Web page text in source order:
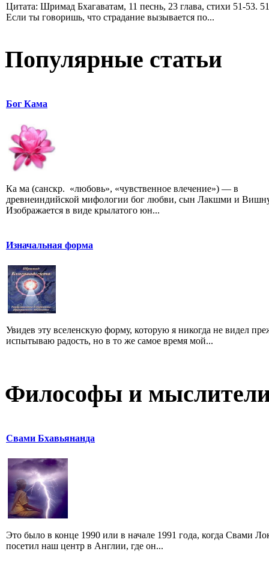
Цитата: Шримад Бхагаватам, 11 песнь, 23 глава, стихи 51-53.
Если ты говоришь, что страдание вызывается по...
Популярные статьи
Бог Кама
Ка ма (санскр. «любовь», «чувственное влечение») — в
древнеиндийской мифологии бог любви, сын Лакшми и
Изображается в виде крылатого юн...
Изначальная форма
Увидев эту вселенскую форму, которую я никогда не видел
испытываю радость, но в то же самое время мой...
Философы и
Свами Бхавьянанда
Это было в конце 1990 или в начале 1991 года, когда Свами
посетил наш центр в Англии, где он...